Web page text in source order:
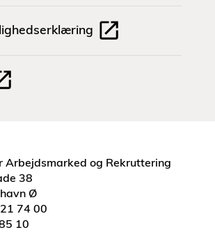
Arbejdsmarked og Rekruttering
38
Ø
74 00
10